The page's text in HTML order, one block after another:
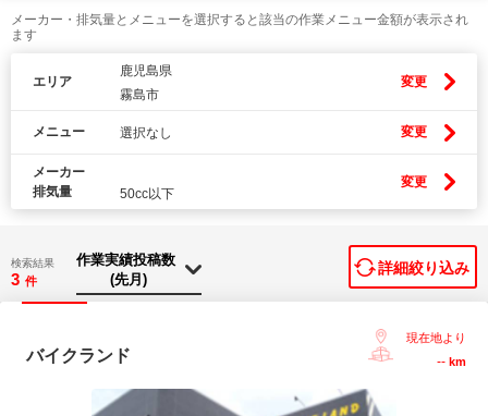
メーカー・排気量とメニューを選択すると該当の作業メニュー金額が表示され
ます
エリア
鹿児島県
霧島市
変更
メニュー 選択なし 変更
メーカー
排気量
50cc以下
変更
検索結果
3 件
詳細絞り込み
バイクランド
現在地より
-- km